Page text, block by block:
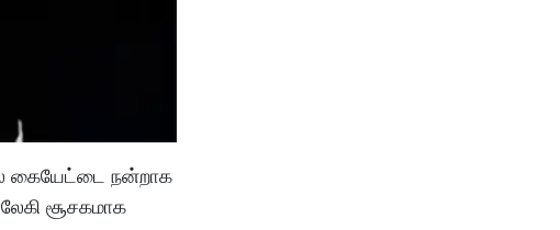
கையேட்டை நன்றாக
சூசகமாக